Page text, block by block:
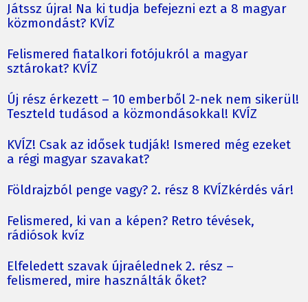
Játssz újra! Na ki tudja befejezni ezt a 8 magyar
közmondást? KVÍZ
Felismered fiatalkori fotójukról a magyar
sztárokat? KVÍZ
Új rész érkezett – 10 emberből 2-nek nem sikerül!
Teszteld tudásod a közmondásokkal! KVÍZ
KVÍZ! Csak az idősek tudják! Ismered még ezeket
a régi magyar szavakat?
Földrajzból penge vagy? 2. rész 8 KVÍZkérdés vár!
Felismered, ki van a képen? Retro tévések,
rádiósok kvíz
Elfeledett szavak újraélednek 2. rész –
felismered, mire használták őket?